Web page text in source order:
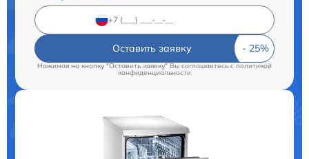
Оставить заявку
Нажимая на кнопку "Оставить заявку" Вы соглашаетесь cполитикой
конфиденциальности